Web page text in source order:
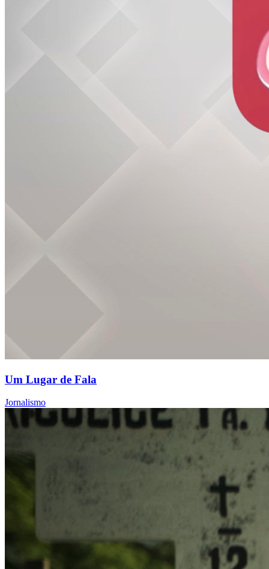
Um Lugar de Fala
Jornalismo